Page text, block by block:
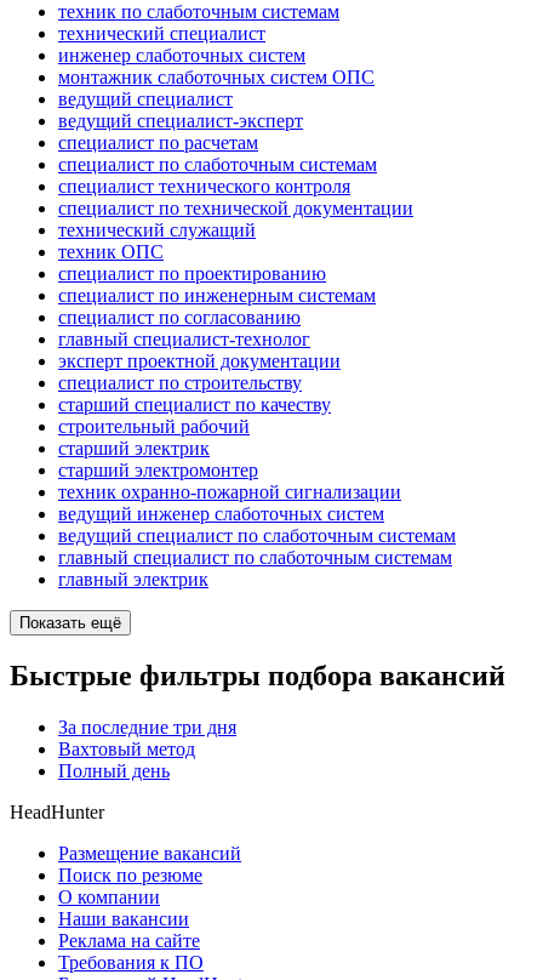
техник по слаботочным системам
технический специалист
инженер слаботочных систем
монтажник слаботочных систем ОПС
ведущий специалист
ведущий специалист-эксперт
специалист по расчетам
специалист по слаботочным системам
специалист технического контроля
специалист по технической документации
технический служащий
техник ОПС
специалист по проектированию
специалист по инженерным системам
специалист по согласованию
главный специалист-технолог
эксперт проектной документации
специалист по строительству
старший специалист по качеству
строительный рабочий
старший электрик
старший электромонтер
техник охранно-пожарной сигнализации
ведущий инженер слаботочных систем
ведущий специалист по слаботочным системам
главный специалист по слаботочным системам
главный электрик
Показать ещё
Быстрые фильтры подбора вакансий
За последние три дня
Вахтовый метод
Полный день
HeadHunter
Размещение вакансий
Поиск по резюме
О компании
Наши вакансии
Реклама на сайте
Требования к ПО